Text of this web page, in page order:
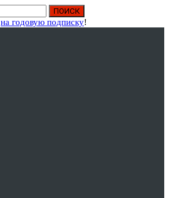
на годовую подписку!